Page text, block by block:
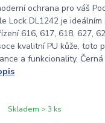
ochrana pro váš
Lock DL1242 je
616, 617, 618, 627,
kvalitní PU kůže, toto
a funkcionality.
Skladem > 3 ks